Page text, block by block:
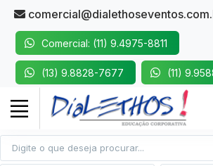
Comercial: (11) 9.4975-8811
(13) 9.8828-7677 (11)